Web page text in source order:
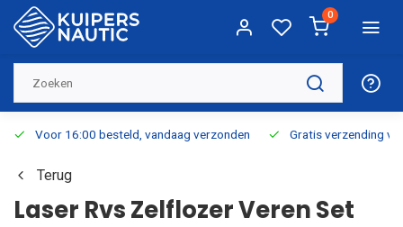
0
Voor 16:00 besteld, vandaag verzonden Gratis verzending
Terug
Laser Rvs Zelflozer Veren Set